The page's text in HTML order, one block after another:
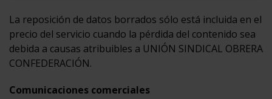
La reposición de datos borrados sólo está incluida en el
precio del servicio cuando la pérdida del contenido sea
debida a causas atribuibles a UNIÓN SINDICAL OBRERA
CONFEDERACIÓN.
Comunicaciones comerciales